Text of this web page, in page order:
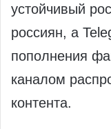
устойчивый
россиян, а
пополнения
каналом
контента.